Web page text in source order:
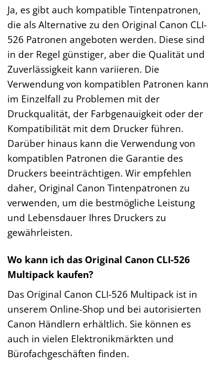
Ja, es gibt auch kompatible Tintenpatronen,
die als Alternative zu den Original Canon CLI-
526 Patronen angeboten werden. Diese sind
in der Regel günstiger, aber die Qualität und
Zuverlässigkeit kann variieren. Die
Verwendung von kompatiblen Patronen kann
im Einzelfall zu Problemen mit der
Druckqualität, der Farbgenauigkeit oder der
Kompatibilität mit dem Drucker führen.
Darüber hinaus kann die Verwendung von
kompatiblen Patronen die Garantie des
Druckers beeinträchtigen. Wir empfehlen
daher, Original Canon Tintenpatronen zu
verwenden, um die bestmögliche Leistung
und Lebensdauer Ihres Druckers zu
gewährleisten.
Wo kann ich das Original Canon CLI-526
Multipack kaufen?
Das Original Canon CLI-526 Multipack ist in
unserem Online-Shop und bei autorisierten
Canon Händlern erhältlich. Sie können es
auch in vielen Elektronikmärkten und
Bürofachgeschäften finden.